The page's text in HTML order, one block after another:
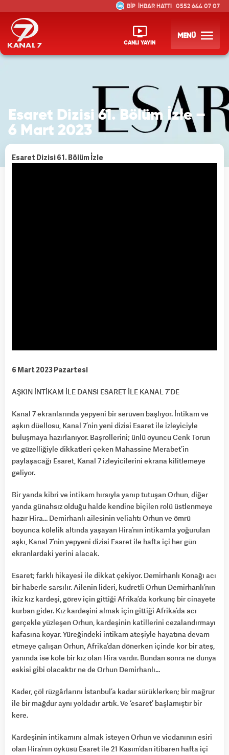
CANLI YAYIN
MENÜ
İHBAR HATTI 0552 644 07 07
Esaret Dizisi 61. Bölüm İzle –
6 Mart 2023
Esaret Dizisi 61. Bölüm İzle
6 Mart 2023 Pazartesi
AŞKIN İNTİKAM İLE DANSI ESARET İLE KANAL 7’DE
Kanal 7 ekranlarında yepyeni bir serüven başlıyor. İntikam ve
aşkın düellosu, Kanal 7’nin yeni dizisi Esaret ile izleyiciyle
buluşmaya hazırlanıyor. Başrollerini; ünlü oyuncu Cenk Torun
ve güzelliğiyle dikkatleri çeken Mahassine Merabet’in
paylaşacağı Esaret, Kanal 7 izleyicilerini ekrana kilitlemeye
geliyor.
Bir yanda kibri ve intikam hırsıyla yanıp tutuşan Orhun, diğer
yanda günahsız olduğu halde kendine biçilen rolü üstlenmeye
hazır Hira… Demirhanlı ailesinin veliahtı Orhun ve ömrü
boyunca kölelik altında yaşayan Hira’nın intikamla yoğurulan
aşkı, Kanal 7’nin yepyeni dizisi Esaret ile hafta içi her gün
ekranlardaki yerini alacak.
Esaret; farklı hikayesi ile dikkat çekiyor. Demirhanlı Konağı acı
bir haberle sarsılır. Ailenin lideri, kudretli Orhun Demirhanlı’nın
ikiz kız kardeşi, görev için gittiği Afrika’da korkunç bir cinayete
kurban gider. Kız kardeşini almak için gittiği Afrika’da acı
gerçekle yüzleşen Orhun, kardeşinin katillerini cezalandırmayı
kafasına koyar. Yüreğindeki intikam ateşiyle hayatına devam
etmeye çalışan Orhun, Afrika’dan dönerken içinde kor bir ateş,
yanında ise köle bir kız olan Hira vardır. Bundan sonra ne dünya
eskisi gibi olacaktır ne de Orhun Demirhanlı…
Kader, çöl rüzgârlarını İstanbul’a kadar sürüklerken; bir mağrur
ile bir mağdur aynı yoldadır artık. Ve ‘esaret’ başlamıştır bir
kere.
Kardeşinin intikamını almak isteyen Orhun ve vicdanının esiri
olan Hira’nın öyküsü Esaret ile 21 Kasım’dan itibaren hafta içi